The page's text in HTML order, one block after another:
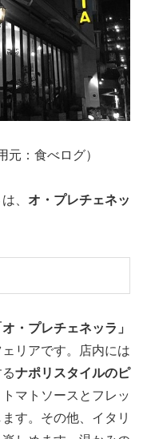
元：食べログ）
は、 オ・プレチェネッ
・プレチェネッラ」
リアです。店内には
ナポリスタイルのピ
マトソースとフレッ
す。その他、イタリ